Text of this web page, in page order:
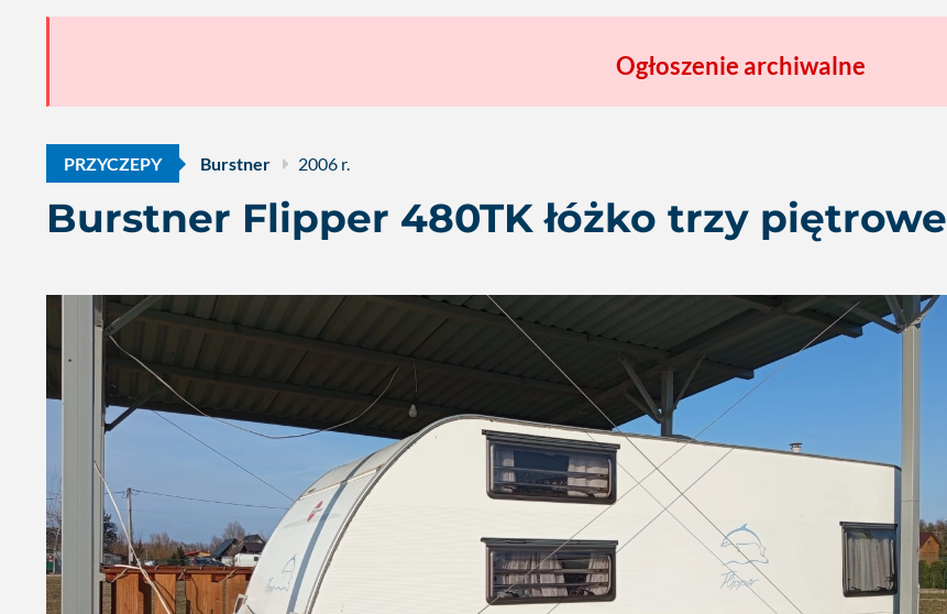
Ogłoszenie archiwalne
PRZYCZEPY Burstner 2006 r.
Burstner Flipper 480TK łóżko trzy piętrowe